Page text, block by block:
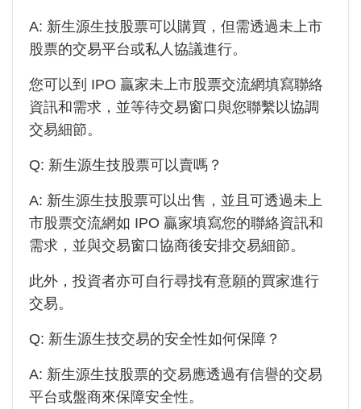
A: 新生源生技股票可以購買，但需透過未上市
股票的交易平台或私人協議進行。
您可以到 IPO 贏家未上市股票交流網填寫聯絡
資訊和需求，並等待交易窗口與您聯繫以協調
交易細節。
Q: 新生源生技股票可以賣嗎？
A: 新生源生技股票可以出售，並且可透過未上
市股票交流網如 IPO 贏家填寫您的聯絡資訊和
需求，並與交易窗口協商後安排交易細節。
此外，投資者亦可自行尋找有意願的買家進行
交易。
Q: 新生源生技交易的安全性如何保障？
A: 新生源生技股票的交易應透過有信譽的交易
平台或盤商來保障安全性。